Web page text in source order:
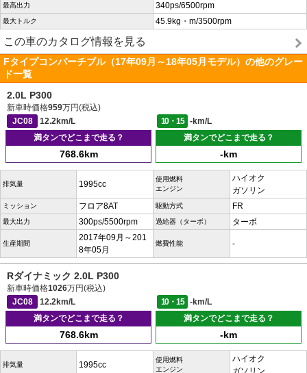
最高出力 340ps/6500rpm
最大トルク 45.9kg・m/3500rpm
この車のカタログ情報を見る
Fタイプコンバーチブル（17年09月～18年05月モデル）の他のグレー
ド一覧
2.0L P300
新車時価格959万円(税込)
JC08
12.2km/L 10・15
-km/L
満タンでどこまで走る？
768.6km
満タンでどこまで走る？
-km
排気量 1995cc
使用燃料
エンジン
ハイオク
ガソリン
ミッション フロア8AT 駆動方式 FR
最大出力 300ps/5500rpm 過給器（ターボ） ターボ
生産期間
2017年09月～201
8年05月
燃費性能 -
Rダイナミック 2.0L P300
新車時価格1026万円(税込)
JC08
12.2km/L 10・15
-km/L
満タンでどこまで走る？
768.6km
満タンでどこまで走る？
-km
排気量 1995cc
使用燃料
エンジン
ハイオク